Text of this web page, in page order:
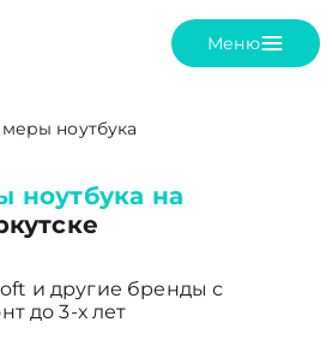
Меню
ноутбука
ноутбука на
и другие бренды с
до 3-х лет